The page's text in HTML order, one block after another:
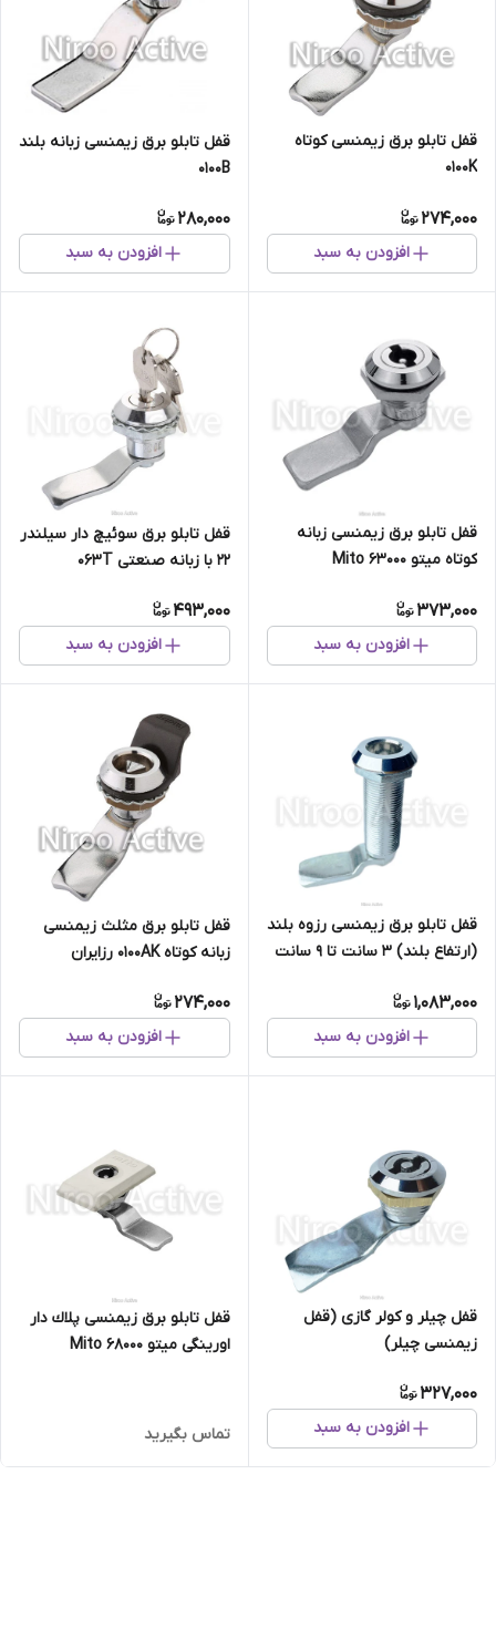
قفل تابلو برق زیمنسی کوتاه
۰۱۰۰K
274,000
افزودن به سبد
قفل تابلو برق زیمنسی زبانه بلند
۰۱۰۰B
280,000
افزودن به سبد
قفل تابلو برق زیمنسی زبانه
کوتاه میتو Mito 63000
373,000
افزودن به سبد
قفل تابلو برق سوئیچ دار سیلندر
۲۲ با زبانه صنعتی ۰۶۳T
493,000
افزودن به سبد
قفل تابلو برق زیمنسی رزوه بلند
(ارتفاع بلند) ۳ سانت تا ۹ سانت
1,083,000
افزودن به سبد
قفل تابلو برق مثلث زیمنسی
زبانه کوتاه ۰۱۰۰AK رزایران
274,000
افزودن به سبد
قفل چیلر و کولر گازی (قفل
زیمنسی چیلر)
327,000
افزودن به سبد
قفل تابلو برق زيمنسی پلاك دار
اورینگی میتو Mito 68000
تماس بگیرید